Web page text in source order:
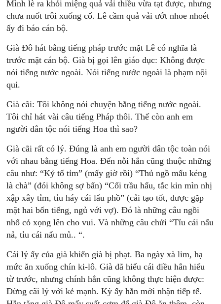
Mình lè ra khỏi miệng quả vải thiều vừa tạt được, nhưng
chưa nuốt trôi xuống cổ. Lê cầm quả vải ướt nhoe nhoét
ấy đi báo cán bộ.
Già Đô hát bằng tiếng pháp trước mặt Lê có nghĩa là
trước mặt cán bộ. Già bị gọi lên giáo dục: Không được
nói tiếng nước ngoài. Nói tiếng nước ngoài là phạm nội
qui.
Già cãi: Tôi không nói chuyện bằng tiếng nước ngoài.
Tôi chỉ hát vài câu tiếng Pháp thôi. Thế còn anh em
người dân tộc nói tiếng Hoa thì sao?
Già cãi rất có lý. Đúng là anh em người dân tộc toàn nói
với nhau bằng tiếng Hoa. Đến nỗi hắn cũng thuộc những
câu như: “Kỷ tố tỉm” (mấy giờ rồi) “Thủ ngồ mẩu kéng
là chà” (đói không sợ bẩn) “Cổi trầu hẩu, tắc kin mìn nhị
xập xây tỉm, tỉu háy cái lẩu phồ” (cải tạo tốt, được gặp
mặt hai bốn tiếng, ngủ với vợ). Đó là những câu ngồi
nhổ cỏ xọng lên cho vui. Và những câu chửi “Tỉu cái nẩu
nả, tỉu cái nẩu mủ.. “.
Cái lý ấy của già khiến già bị phạt. Ba ngày xà lim, hạ
mức ăn xuống chín ki-lô. Già đã hiểu cái điều hắn hiểu
từ trước, nhưng chính hắn cũng không thực hiện được:
Đừng cãi lý với kẻ mạnh. Kỳ ấy hắn mới nhận tiếp tế.